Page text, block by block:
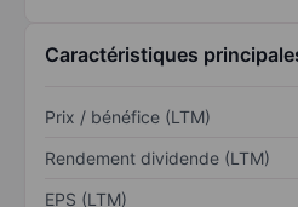
Caractéristiques
Prix / bénéfice (LTM)
Rendement dividende (LTM)
EPS (LTM)